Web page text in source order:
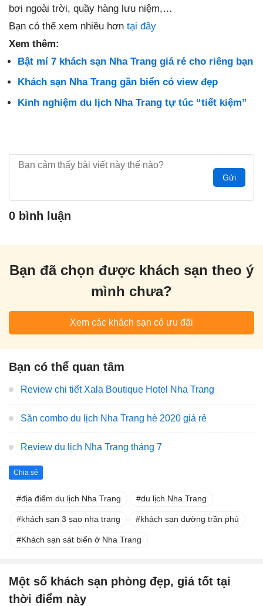
bơi ngoài trời, quầy hàng lưu niệm,…
Bạn có thể xem nhiều hơn tại đây
Xem thêm:
Bật mí 7 khách sạn Nha Trang giá rẻ cho riêng bạn
Khách sạn Nha Trang gần biển có view đẹp
Kinh nghiệm du lịch Nha Trang tự túc “tiết kiệm”
Gửi
0 bình luận
Bạn đã chọn được khách sạn theo ý
mình chưa?
Xem các khách sạn có ưu đãi
Bạn có thể quan tâm
Review chi tiết Xala Boutique Hotel Nha Trang
Săn combo du lịch Nha Trang hè 2020 giá rẻ
Review du lịch Nha Trang tháng 7
Chia sẻ
địa điểm du lịch Nha Trang du lịch Nha Trang
khách sạn 3 sao nha trang khách sạn đường trần phú
Khách sạn sát biển ở Nha Trang
Một số khách sạn phòng đẹp, giá tốt tại
thời điểm này